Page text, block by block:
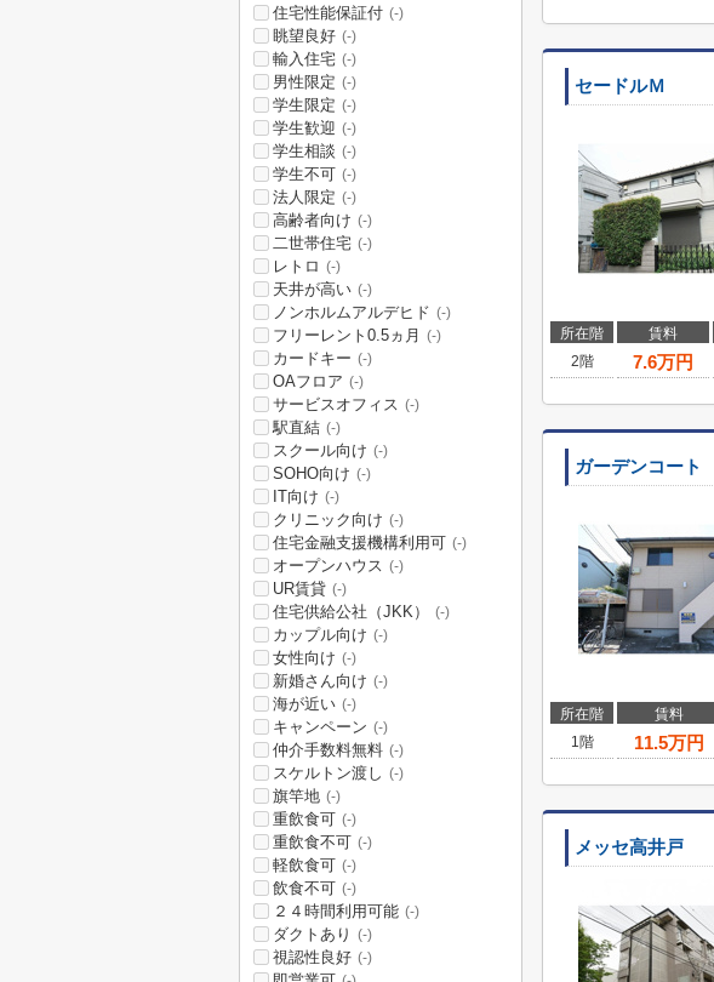
セードルＭ
所在階 賃料
2階
7.6万円
ガーデンコート
所在階 賃料
1階
11.5万円
メッセ高井戸
住宅性能保証付 (-)
眺望良好 (-)
輸入住宅 (-)
男性限定 (-)
学生限定 (-)
学生歓迎 (-)
学生相談 (-)
学生不可 (-)
法人限定 (-)
高齢者向け (-)
二世帯住宅 (-)
レトロ (-)
天井が高い (-)
ノンホルムアルデヒド (-)
フリーレント0.5ヵ月 (-)
カードキー (-)
OAフロア (-)
サービスオフィス (-)
駅直結 (-)
スクール向け (-)
SOHO向け (-)
IT向け (-)
クリニック向け (-)
住宅金融支援機構利用可 (-)
オープンハウス (-)
UR賃貸 (-)
住宅供給公社（JKK） (-)
カップル向け (-)
女性向け (-)
新婚さん向け (-)
海が近い (-)
キャンペーン (-)
仲介手数料無料 (-)
スケルトン渡し (-)
旗竿地 (-)
重飲食可 (-)
重飲食不可 (-)
軽飲食可 (-)
飲食不可 (-)
２４時間利用可能 (-)
ダクトあり (-)
視認性良好 (-)